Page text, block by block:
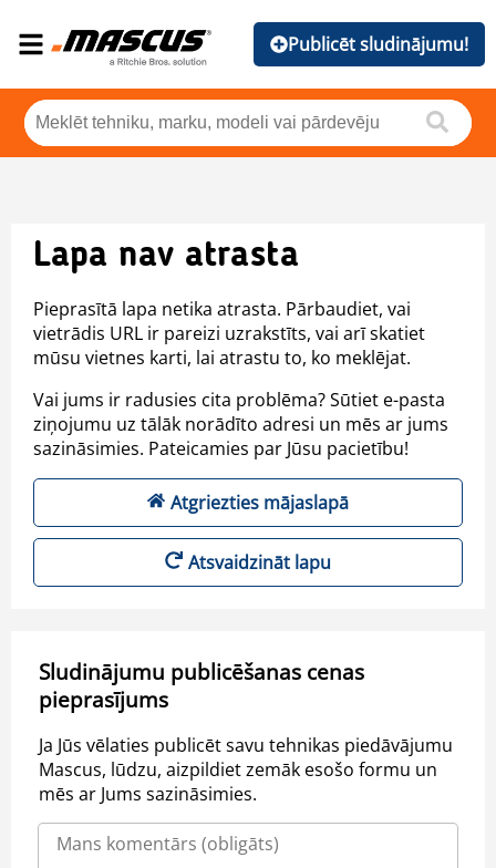
Publicēt sludinājumu!
Lapa nav atrasta
Pieprasītā lapa netika atrasta. Pārbaudiet, vai
vietrādis URL ir pareizi uzrakstīts, vai arī skatiet
mūsu vietnes karti, lai atrastu to, ko meklējat.
Vai jums ir radusies cita problēma? Sūtiet e-pasta
ziņojumu uz tālāk norādīto adresi un mēs ar jums
sazināsimies. Pateicamies par Jūsu pacietību!
Atgriezties mājaslapā
Atsvaidzināt lapu
Sludinājumu publicēšanas cenas
pieprasījums
Ja Jūs vēlaties publicēt savu tehnikas piedāvājumu
Mascus, lūdzu, aizpildiet zemāk esošo formu un
mēs ar Jums sazināsimies.